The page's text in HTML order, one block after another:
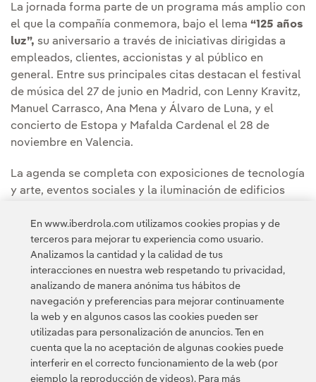
La jornada forma parte de un programa más amplio con
el que la compañía conmemora, bajo el lema “125 años
luz”, su aniversario a través de iniciativas dirigidas a
empleados, clientes, accionistas y al público en
general. Entre sus principales citas destacan el festival
de música del 27 de junio en Madrid, con Lenny Kravitz,
Manuel Carrasco, Ana Mena y Álvaro de Luna, y el
concierto de Estopa y Mafalda Cardenal el 28 de
noviembre en Valencia.
La agenda se completa con exposiciones de tecnología
y arte, eventos sociales y la iluminación de edificios
Iberdrola comparte su trayectoria ligada a su
contribución al desarrollo a través de la electrificación
y su compromiso con las comunidades en las que
desarrolla su actividad.
En www.iberdrola.com utilizamos cookies propias y de
terceros para mejorar tu experiencia como usuario.
Analizamos la cantidad y la calidad de tus
interacciones en nuestra web respetando tu privacidad,
analizando de manera anónima tus hábitos de
navegación y preferencias para mejorar continuamente
la web y en algunos casos las cookies pueden ser
utilizadas para personalización de anuncios. Ten en
cuenta que la no aceptación de algunas cookies puede
interferir en el correcto funcionamiento de la web (por
ejemplo la reproducción de videos). Para más